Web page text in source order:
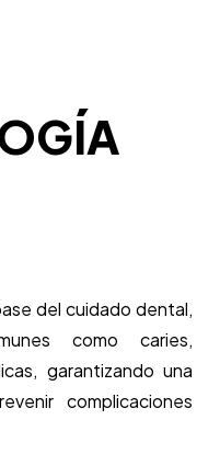
del cuidado dental,
como caries,
garantizando una
complicaciones